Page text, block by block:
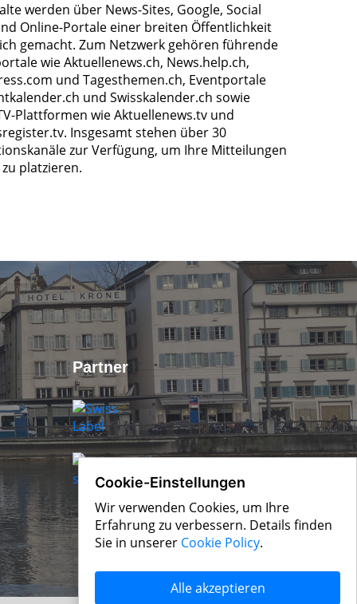
werden über News-Sites, Google, Social
Online-Portale einer breiten Öffentlichkeit
gemacht. Zum Netzwerk gehören führende
wie Aktuellenews.ch, News.help.ch,
und Tagesthemen.ch, Eventportale
und Swisskalender.ch sowie
Plattformen wie Aktuellenews.tv und
Insgesamt stehen über 30
zur Verfügung, um Ihre Mitteilungen
platzieren.
Partner
Cookie-Einstellungen
Wir verwenden Cookies, um Ihre
Erfahrung zu verbessern. Details finden
Sie in unserer Cookie Policy.
Alle akzeptieren